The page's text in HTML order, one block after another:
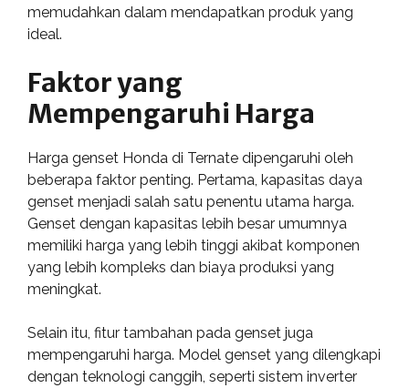
memudahkan dalam mendapatkan produk yang
ideal.
Faktor yang
Mempengaruhi Harga
Harga genset Honda di Ternate dipengaruhi oleh
beberapa faktor penting. Pertama, kapasitas daya
genset menjadi salah satu penentu utama harga.
Genset dengan kapasitas lebih besar umumnya
memiliki harga yang lebih tinggi akibat komponen
yang lebih kompleks dan biaya produksi yang
meningkat.
Selain itu, fitur tambahan pada genset juga
mempengaruhi harga. Model genset yang dilengkapi
dengan teknologi canggih, seperti sistem inverter